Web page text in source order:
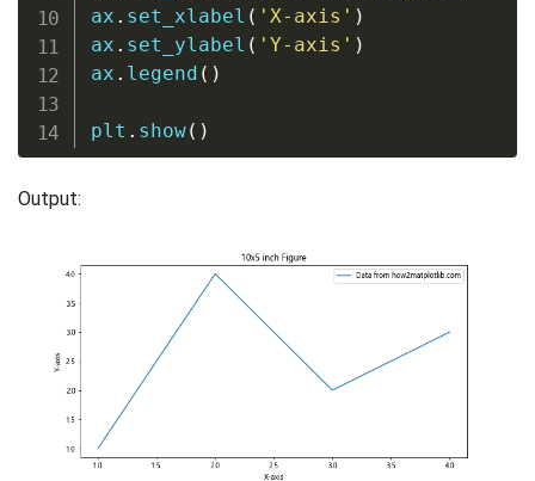
ax . set_xlabel ( 'X-axis' )
ax . set_ylabel ( 'Y-axis' )
ax . legend ( )
plt . show( )
Output: